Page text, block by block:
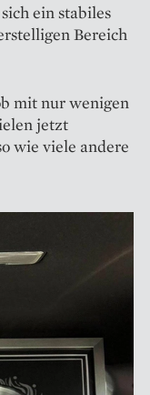
ein stabiles
Bereich
mit nur wenigen
jetzt
wie viele andere